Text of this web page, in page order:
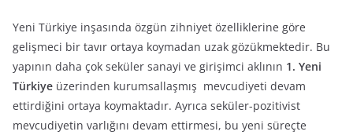
Yeni Türkiye inşasında özgün zihniyet özelliklerine göre
gelişmeci bir tavır ortaya koymadan uzak gözükmektedir. Bu
yapının daha çok seküler sanayi ve girişimci aklının 1. Yeni
Türkiye üzerinden kurumsallaşmış mevcudiyeti devam
ettirdiğini ortaya koymaktadır. Ayrıca seküler-pozitivist
mevcudiyetin varlığını devam ettirmesi, bu yeni süreçte